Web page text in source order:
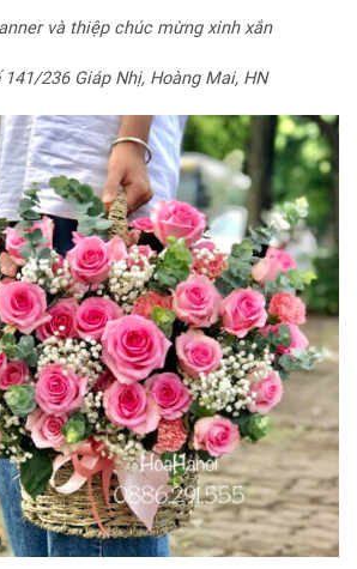
và thiệp chúc mừng xinh xắn
236 Giáp Nhị, Hoàng Mai, HN